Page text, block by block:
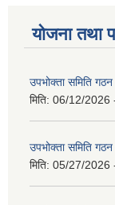
योजना तथा
उपभोक्ता समिति
मिति: 06/12/2026
उपभोक्ता समिति
मिति: 05/27/2026